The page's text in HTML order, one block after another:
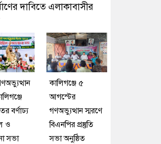
দাবিতে এলাকাবাসীর
বর্ণাঢ্য
ও
সভা
কালিগঞ্জে ৫
আগস্টের
গণঅভ্যুত্থান স্মরণে
বিএনপির প্রস্তুতি
সভা অনুষ্ঠিত